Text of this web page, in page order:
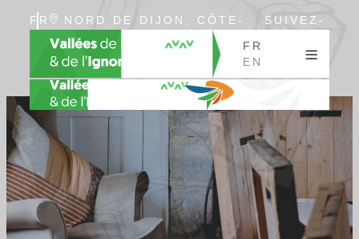
FR
EN
NORD DE DIJON, CÔTE-
D’OR, BOURGOGNE
SUIVEZ-
FR
EN